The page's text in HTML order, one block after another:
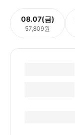
08.07(금)
57,809원